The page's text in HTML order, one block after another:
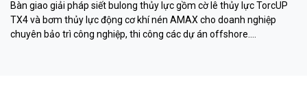
Bàn giao giải pháp siết bulong thủy lực gồm cờ lê thủy lực TorcUP
TX4 và bơm thủy lực động cơ khí nén AMAX cho doanh nghiệp
chuyên bảo trì công nghiệp, thi công các dự án offshore.